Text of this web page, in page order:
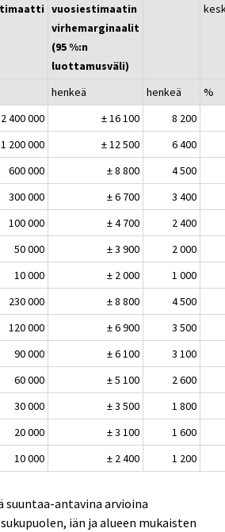
vuosiestimaatin
virhemarginaalit
(95 %:n
luottamusväli)
henkeä henkeä
%
2 400 000 ± 16 100
8 200
1 200 000
± 12 500
6 400
600 000
± 8 800
4 500
300 000
± 6 700
3 400
100 000
± 4 700
2 400
50 000
± 3 900
2 000
10 000
± 2 000
1 000
230 000 ± 8 800
4 500
120 000
± 6 900
3 500
90 000
± 6 100
3 100
60 000
± 5 100
2 600
30 000
± 3 500
1 800
20 000
± 3 100
1 600
10 000
± 2 400 1 200
suuntaa-antavina arvioina
iän ja alueen mukaisten